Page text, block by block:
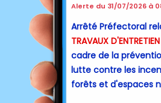
Alerte du 31/07/2026 à
Arrêté Préfectoral
TRAVAUX D'ENTRETIEN
cadre de la
lutte contre les
forêts et d'espaces